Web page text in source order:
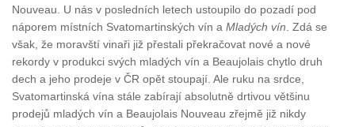
Nouveau. U nás v posledních letech ustoupilo do pozadí pod
náporem místních Svatomartinských vín a Mladých vín. Zdá se
však, že moravští vinaři již přestali překračovat nové a nové
rekordy v produkci svých mladých vín a Beaujolais chytlo druh
dech a jeho prodeje v ČR opět stoupají. Ale ruku na srdce,
Svatomartinská vína stále zabírají absolutně drtivou většinu
prodejů mladých vín a Beaujolais Nouveau zřejmě již nikdy